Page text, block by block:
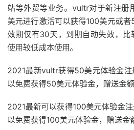
站等外贸等业务。vultr对于新注册
美元进行激活可以获得100美元或
效期仅有30天，到期自动失效，比
使用较低成本使用。
2021最新vultr获得50美元体验金注
以免费获得50美元体验金，赠送金
2021最新可以获得100美元体验金注
以免费获得100美元体验金，赠送金